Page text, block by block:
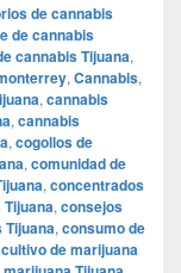
de cannabis
de cannabis
cannabis Tijuana,
, Cannabis,
, cannabis
, cannabis
, cogollos de
, comunidad de
, concentrados
, consejos
Tijuana, consumo de
cultivo de marijuana